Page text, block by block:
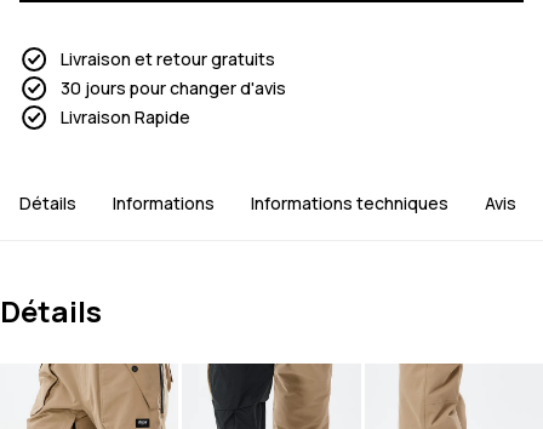
Livraison et retour gratuits
30 jours pour changer d'avis
Livraison Rapide
Détails Informations Informations techniques Avis
Détails